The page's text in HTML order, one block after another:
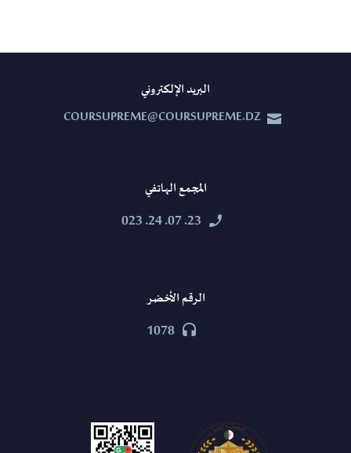
البريد الإلكتروني


COURSUPREME@COURSUPREME.DZ
المجمع الهاتفي


23. 07. 24. 023
الرقم الأخضر


1078